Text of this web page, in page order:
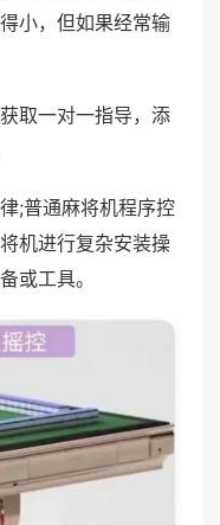
小，但如果经常输
取一对一指导，添
;普通麻将机程序控
机进行复杂安装操
或工具。